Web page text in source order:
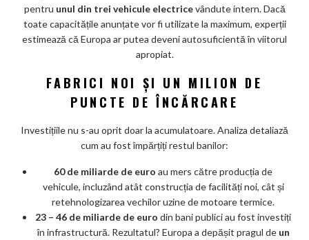
pentru unul din trei vehicule electricevândute intern. Dacă
toate capacitățile anunțate vor fi utilizate la maximum, experții
estimează că Europa ar putea deveni autosuficientă în viitorul
apropiat.
FABRICI NOI ȘI UN MILION DE
PUNCTE DE ÎNCĂRCARE
Investițiile nu s-au oprit doar la acumulatoare. Analiza detaliază
cum au fost împărțiți restul banilor:
60 de miliarde de euro au mers către producția de
vehicule, incluzând atât construcția de facilități noi, cât și
retehnologizarea vechilor uzine de motoare termice.
23 – 46 de miliarde de euro din bani publici au fost investiți
în infrastructură. Rezultatul? Europa a depășit pragul de un